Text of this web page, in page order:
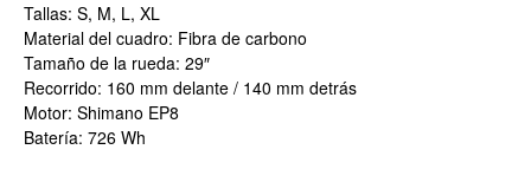
Tallas: S, M, L, XL
Material del cuadro: Fibra de carbono
Tamaño de la rueda: 29″
Recorrido: 160 mm delante / 140 mm detrás
Motor: Shimano EP8
Batería: 726 Wh